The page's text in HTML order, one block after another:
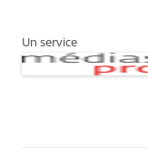
Un service